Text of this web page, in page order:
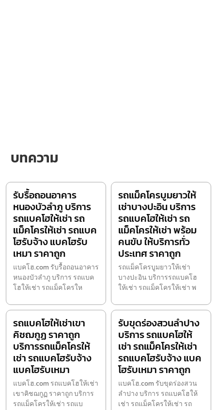
บทความ
รับรื้อถอนอาคาร
หนองบัวลำภู บริการ
รถแบคโฮให้เช่า รถ
แม็คโครให้เช่า รถแบค
โฮรับจ้าง แบคโฮรับ
เหมา ราคาถูก
แบคโฮ.com รับรื้อถอนอาคาร
หนองบัวลำภู บริการ รถแบค
โฮให้เช่า รถแม็คโครให
รถแม็คโครบูมยาวให้
เช่าบางปะอิน บริการ
รถแบคโฮให้เช่า รถ
แม็คโครให้เช่า พร้อม
คนขับ ให้บริการทั่ว
ประเทศ ราคาถูก
รถแม็คโครบูมยาวให้เช่า
บางปะอิน บริการรถแบคโฮ
ให้เช่า รถแม็คโครให้เช่า พ
รถแบคโฮให้เช่าเขา
คิชฌกูฏ ราคาถูก
บริการรถแม็คโครให้
เช่า รถแบคโฮรับจ้าง
แบคโฮรับเหมา
แบคโฮ.com รถแบคโฮให้เช่า
เขาคิชฌกูฏ ราคาถูก บริการ
รถแม็คโครให้เช่า รถแบ
รับขุดร่องสวนลำปาง
บริการ รถแบคโฮให้
เช่า รถแม็คโครให้เช่า
รถแบคโฮรับจ้าง แบค
โฮรับเหมา ราคาถูก
แบคโฮ.com รับขุดร่องสวน
ลำปาง บริการ รถแบคโฮให้
เช่า รถแม็คโครให้เช่า รถ